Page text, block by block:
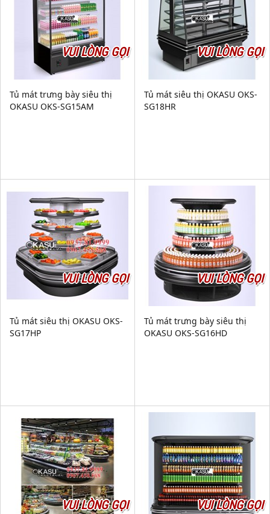
VUI LÒNG GỌI
Tủ mát trưng bày siêu thị
OKASU OKS-SG15AM
VUI LÒNG GỌI
Tủ mát siêu thị OKASU OKS-
SG18HR
VUI LÒNG GỌI
Tủ mát siêu thị OKASU OKS-
SG17HP
VUI LÒNG GỌI
Tủ mát trưng bày siêu thị
OKASU OKS-SG16HD
VUI LÒNG GỌI VUI LÒNG GỌI